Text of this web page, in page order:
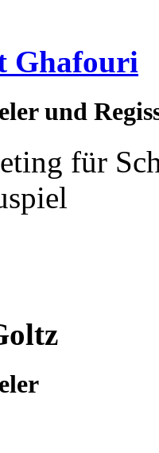
Ghafouri
und
für